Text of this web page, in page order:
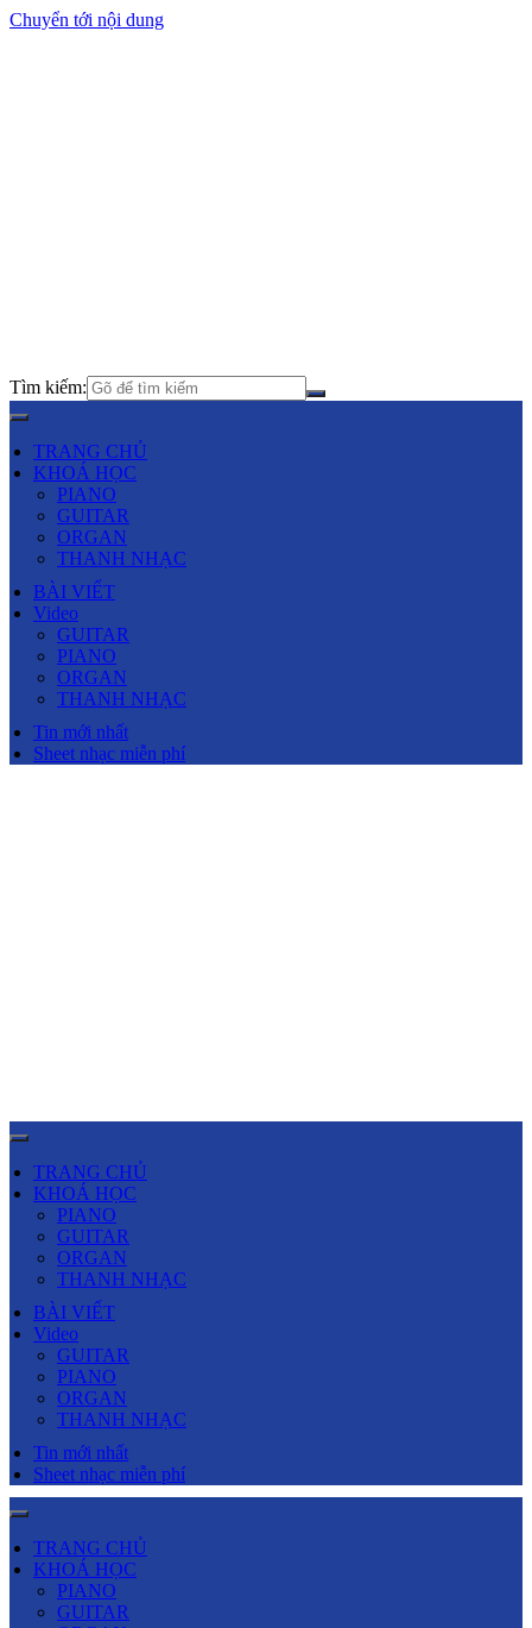
Chuyển tới nội dung
Tìm kiếm:
TRANG CHỦ
KHOÁ HỌC
PIANO
GUITAR
ORGAN
THANH NHẠC
BÀI VIẾT
Video
GUITAR
PIANO
ORGAN
THANH NHẠC
Tin mới nhất
Sheet nhạc miễn phí
TRANG CHỦ
KHOÁ HỌC
PIANO
GUITAR
ORGAN
THANH NHẠC
BÀI VIẾT
Video
GUITAR
PIANO
ORGAN
THANH NHẠC
Tin mới nhất
Sheet nhạc miễn phí
TRANG CHỦ
KHOÁ HỌC
PIANO
GUITAR